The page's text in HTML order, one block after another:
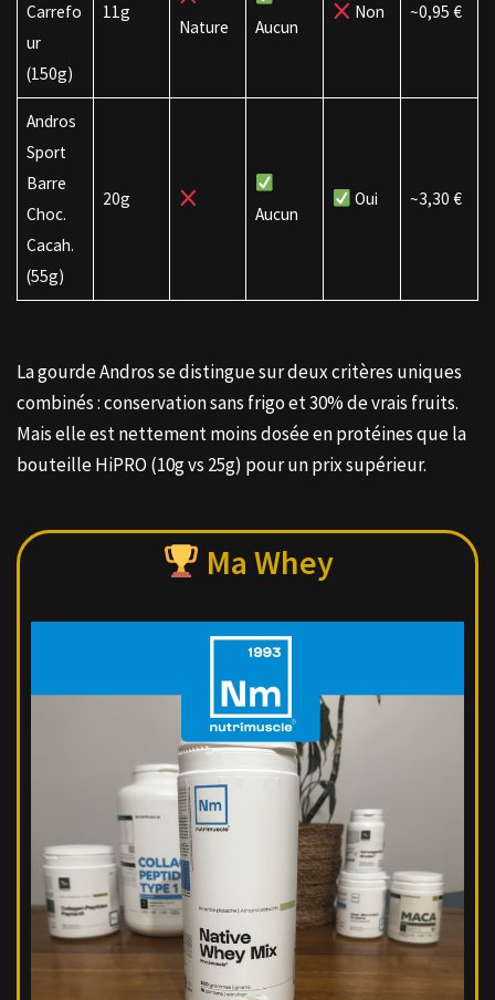
Carrefo
ur
(150g)
11g
Nature Aucun
Non ~0,95 €
Andros
Sport
Barre
Choc.
Cacah.
(55g)
20g
Aucun
Oui ~3,30 €
La gourde Andros se distingue sur deux critères uniques
combinés : conservation sans frigo et 30% de vrais fruits.
Mais elle est nettement moins dosée en protéines que la
bouteille HiPRO (10g vs 25g) pour un prix supérieur.
Ma Whey